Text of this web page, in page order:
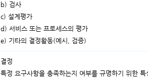
b) 검사
c) 설계평가
d) 서비스 또는 프로세스의 평가
e) 기타의 결정활동(예시, 검증)
결정
특정 요구사항을 충족하는지 여부를 규명하기 위한